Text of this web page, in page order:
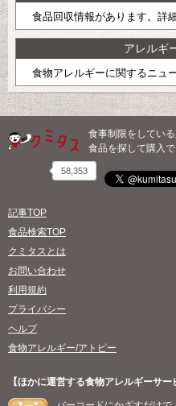
食品回収情報があります。詳
アレルギ
食物アレルギーに関するニュ
食事制限をしてい
食品を探して購入で
58,353
記事TOP
食品検索TOP
クミタスとは
お問い合わせ
利用規約
プライバシー
ヘルプ
食物アレルギー/アトピー
【ほかに運営する食物アレルギーサー